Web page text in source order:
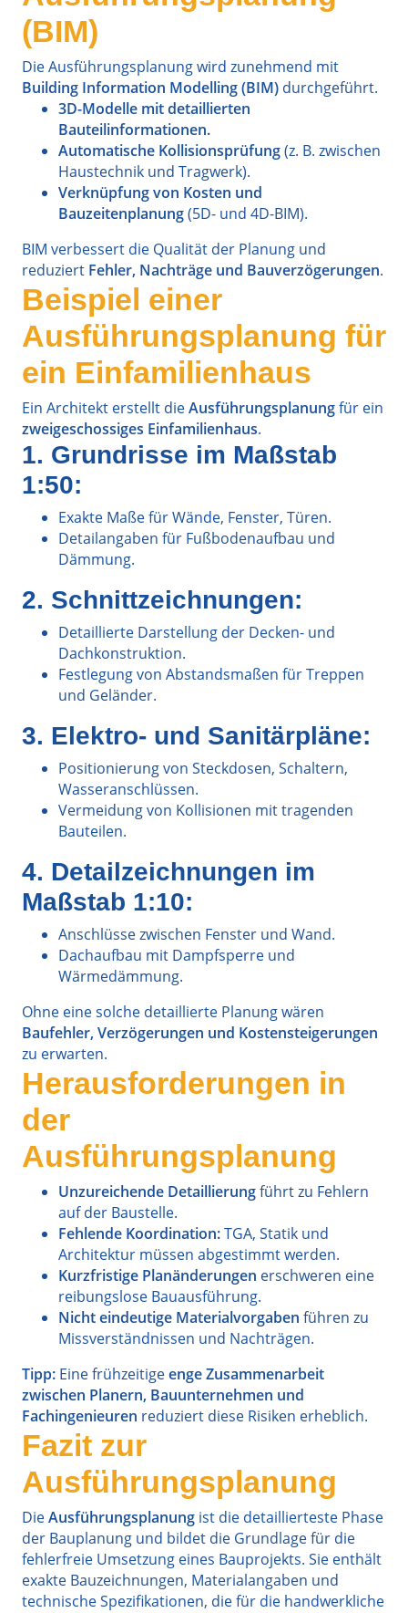
(BIM)
Die Ausführungsplanung wird zunehmend mit
Building Information Modelling (BIM) durchgeführt.
3D-Modelle mit detaillierten
Bauteilinformationen.
Automatische Kollisionsprüfung(z. B. zwischen
Haustechnik und Tragwerk).
Verknüpfung von Kosten und
Bauzeitenplanung(5D- und 4D-BIM).
BIM verbessert die Qualität der Planung und
reduziert Fehler, Nachträge und Bauverzögerungen.
Beispiel einer
Ausführungsplanung für
ein Einfamilienhaus
Ein Architekt erstellt dieAusführungsplanungfür ein
zweigeschossiges Einfamilienhaus.
1. Grundrisse im Maßstab
1:50:
Exakte Maße für Wände, Fenster, Türen.
Detailangaben für Fußbodenaufbau und
Dämmung.
2. Schnittzeichnungen:
Detaillierte Darstellung der Decken- und
Dachkonstruktion.
Festlegung von Abstandsmaßen für Treppen
und Geländer.
3. Elektro- und Sanitärpläne:
Positionierung von Steckdosen, Schaltern,
Wasseranschlüssen.
Vermeidung von Kollisionen mit tragenden
Bauteilen.
4. Detailzeichnungen im
Maßstab 1:10:
Anschlüsse zwischen Fenster und Wand.
Dachaufbau mit Dampfsperre und
Wärmedämmung.
Ohne eine solche detaillierte Planung wären
Baufehler, Verzögerungen und Kostensteigerungen
zu erwarten.
Herausforderungen in
der
Ausführungsplanung
Unzureichende Detaillierungführt zu Fehlern
auf der Baustelle.
Fehlende Koordination:TGA, Statik und
Architektur müssen abgestimmt werden.
Kurzfristige Planänderungen erschweren eine
reibungslose Bauausführung.
Nicht eindeutige Materialvorgaben führen zu
Missverständnissen und Nachträgen.
Tipp: Eine frühzeitigeenge Zusammenarbeit
zwischen Planern, Bauunternehmen und
Fachingenieuren reduziert diese Risiken erheblich.
Fazit zur
Ausführungsplanung
DieAusführungsplanung ist die detaillierteste Phase
der Bauplanung und bildet die Grundlage für die
fehlerfreie Umsetzung eines Bauprojekts. Sie enthält
exakte Bauzeichnungen, Materialangaben und
technische Spezifikationen, die für die handwerkliche